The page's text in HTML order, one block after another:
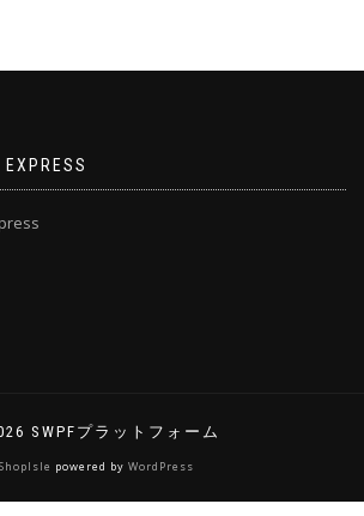
SWPFプラットフォーム
ShopIsle powered by WordPress